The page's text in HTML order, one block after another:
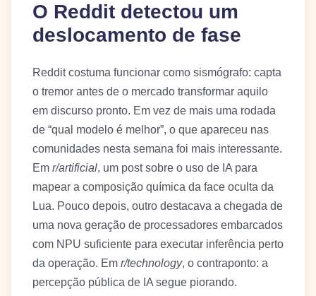
O Reddit detectou um
deslocamento de fase
Reddit costuma funcionar como sismógrafo: capta
o tremor antes de o mercado transformar aquilo
em discurso pronto. Em vez de mais uma rodada
de “qual modelo é melhor”, o que apareceu nas
comunidades nesta semana foi mais interessante.
Em r/artificial, um post sobre o uso de IA para
mapear a composição química da face oculta da
Lua. Pouco depois, outro destacava a chegada de
uma nova geração de processadores embarcados
com NPU suficiente para executar inferência perto
da operação. Em r/technology, o contraponto: a
percepção pública de IA segue piorando.